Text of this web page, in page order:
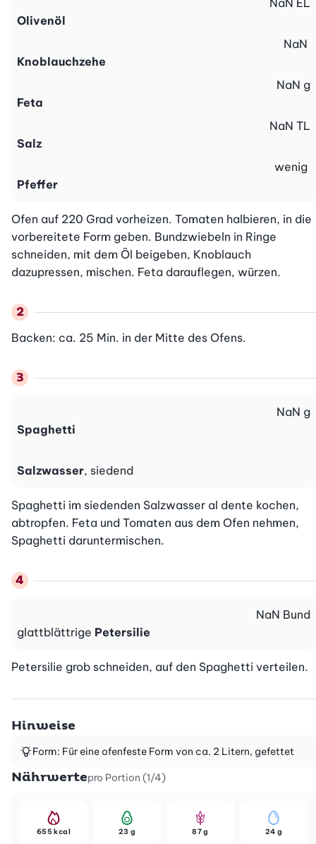
Olivenöl
NaN EL
Knoblauchzehe
NaN
Feta
NaN g
Salz
NaN TL
Pfeffer
wenig
Ofen auf 220 Grad vorheizen. Tomaten halbieren, in die
vorbereitete Form geben. Bundzwiebeln in Ringe
schneiden, mit dem Öl beigeben, Knoblauch
dazupressen, mischen. Feta darauflegen, würzen.
Backen: ca. 25 Min. in der Mitte des Ofens.
Spaghetti
NaN g
Salzwasser, siedend
Spaghetti im siedenden Salzwasser al dente kochen,
abtropfen. Feta und Tomaten aus dem Ofen nehmen,
Spaghetti daruntermischen.
glattblättrige Petersilie
NaN Bund
Petersilie grob schneiden, auf den Spaghetti verteilen.
Hinweise
Form: Für eine ofenfeste Form von ca. 2 Litern, gefettet
Nährwertepro Portion (1/4)
655 kcal 23 g 87 g 24 g